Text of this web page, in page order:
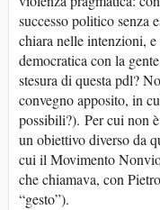
successo politico senza
chiara nelle intenzioni, e
democratica con la
stesura di questa pdl?
convegno apposito, in
possibili?). Per cui non
un obiettivo diverso da
cui il Movimento
che chiamava, con
“gesto”).